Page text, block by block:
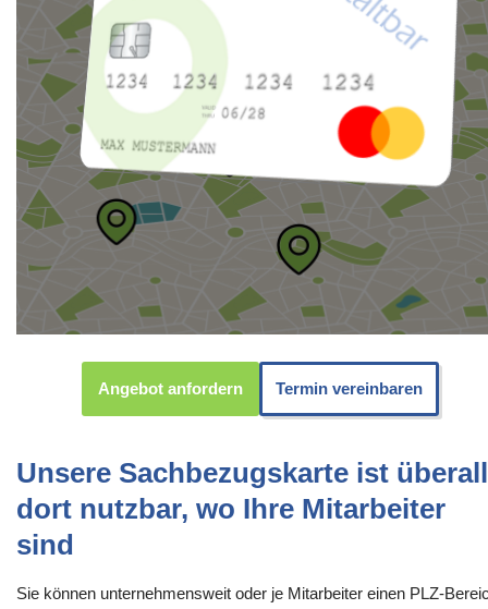
Angebot anfordern Termin vereinbaren
Unsere Sachbezugskarte ist überall
dort nutzbar, wo Ihre Mitarbeiter
sind
Sie können unternehmensweit oder je Mitarbeiter einen PLZ-